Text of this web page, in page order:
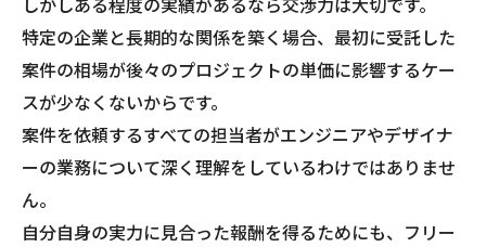
特定の企業と長期的な関係を築く場合、最初に受託した
案件の相場が後々のプロジェクトの単価に影響するケー
スが少なくないからです。
案件を依頼するすべての担当者がエンジニアやデザイナ
ーの業務について深く理解をしているわけではありませ
ん。
自分自身の実力に見合った報酬を得るためにも、フリー